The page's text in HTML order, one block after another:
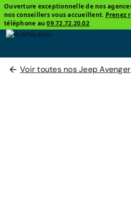
Ouverture exceptionnelle de nos
nos conseillers vous accueillent. Prenez
téléphone au09.72.72.20.02
Voir toutes nos Jeep Avenger